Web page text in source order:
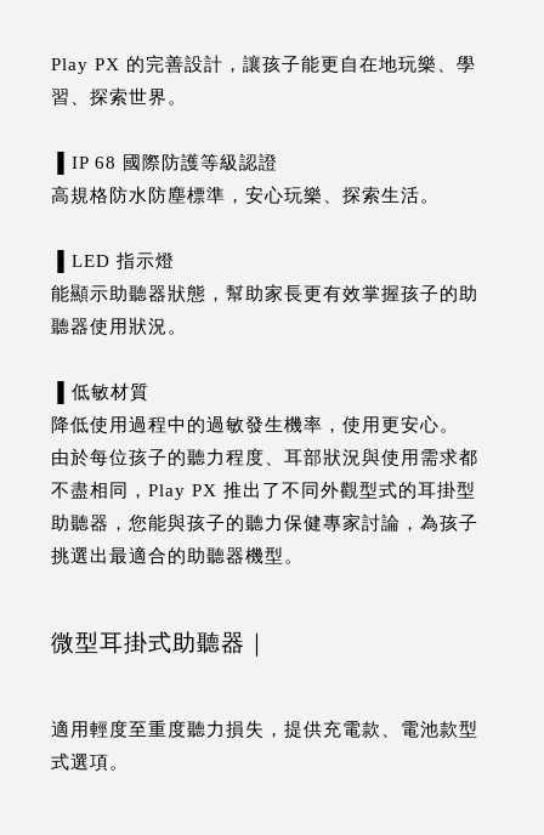
Play PX 的完善設計，讓孩子能更自在地玩樂、學
習、探索世界。
▐ IP 68 國際防護等級認證
高規格防水防塵標準，安心玩樂、探索生活。
▐ LED 指示燈
能顯示助聽器狀態，幫助家長更有效掌握孩子的助
聽器使用狀況。
▐ 低敏材質
降低使用過程中的過敏發生機率，使用更安心。
由於每位孩子的聽力程度、耳部狀況與使用需求都
不盡相同，Play PX 推出了不同外觀型式的耳掛型
助聽器，您能與孩子的聽力保健專家討論，為孩子
挑選出最適合的助聽器機型。
微型耳掛式助聽器｜
適用輕度至重度聽力損失，提供充電款、電池款型
式選項。